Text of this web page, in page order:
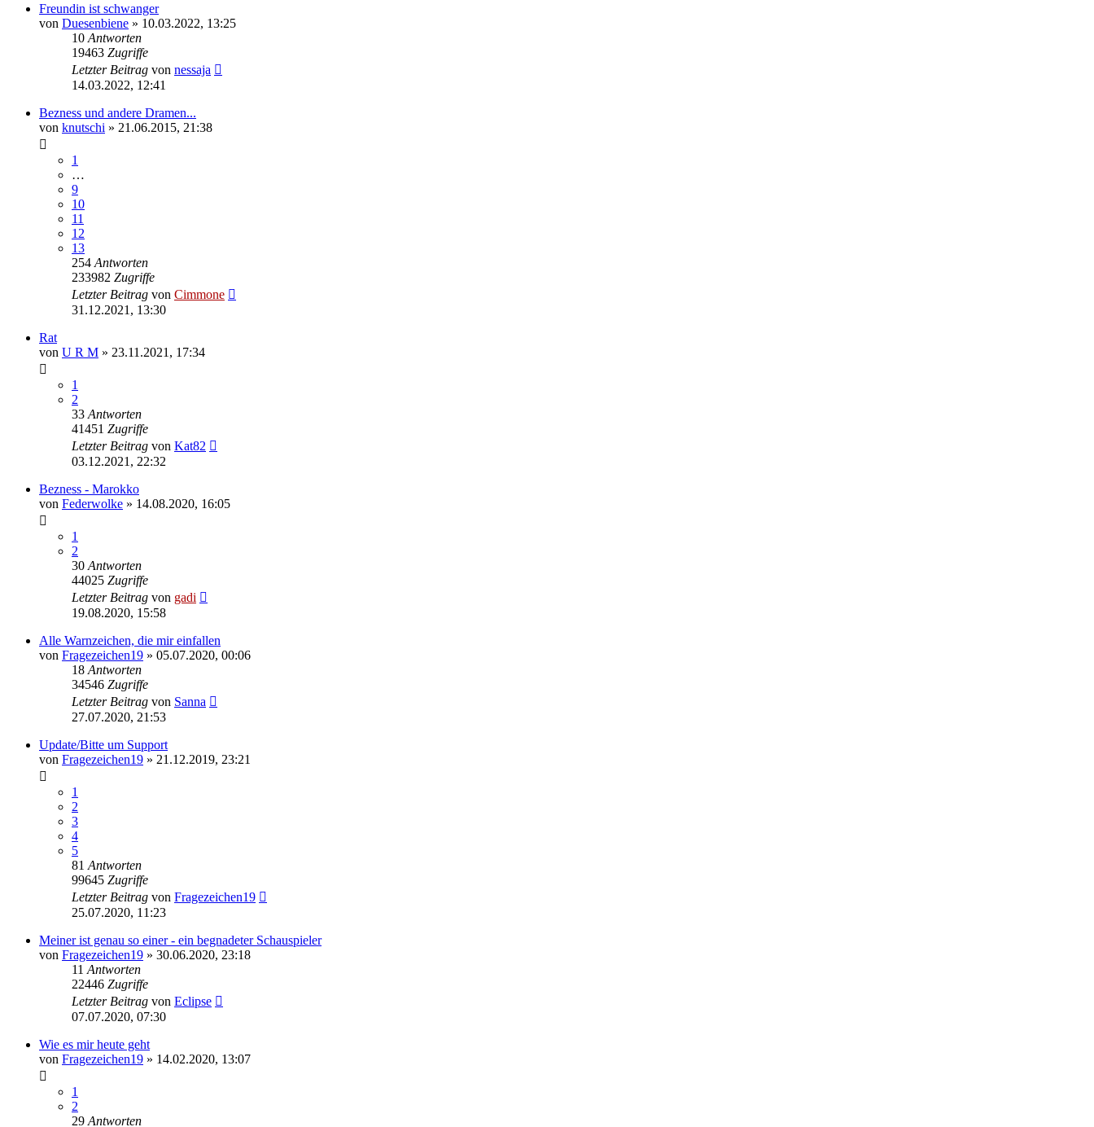
Freundin ist schwanger
von Duesenbiene » 10.03.2022, 13:25
10 Antworten
19463 Zugriffe
Letzter Beitrag von nessaja
14.03.2022, 12:41
Bezness und andere Dramen...
von knutschi » 21.06.2015, 21:38
1
…
9
10
11
12
13
254 Antworten
233982 Zugriffe
Letzter Beitrag von Cimmone
31.12.2021, 13:30
Rat
von U R M » 23.11.2021, 17:34
1
2
33 Antworten
41451 Zugriffe
Letzter Beitrag von Kat82
03.12.2021, 22:32
Bezness - Marokko
von Federwolke » 14.08.2020, 16:05
1
2
30 Antworten
44025 Zugriffe
Letzter Beitrag von gadi
19.08.2020, 15:58
Alle Warnzeichen, die mir einfallen
von Fragezeichen19 » 05.07.2020, 00:06
18 Antworten
34546 Zugriffe
Letzter Beitrag von Sanna
27.07.2020, 21:53
Update/Bitte um Support
von Fragezeichen19 » 21.12.2019, 23:21
1
2
3
4
5
81 Antworten
99645 Zugriffe
Letzter Beitrag von Fragezeichen19
25.07.2020, 11:23
Meiner ist genau so einer - ein begnadeter Schauspieler
von Fragezeichen19 » 30.06.2020, 23:18
11 Antworten
22446 Zugriffe
Letzter Beitrag von Eclipse
07.07.2020, 07:30
Wie es mir heute geht
von Fragezeichen19 » 14.02.2020, 13:07
1
2
29 Antworten